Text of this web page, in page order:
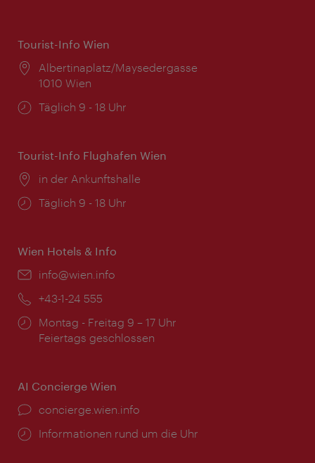
Tourist-Info Wien
Ort:
Albertinaplatz/Maysedergasse
1010 Wien
Öffnungszeiten:
Täglich 9 - 18 Uhr
Tourist-Info Flughafen Wien
Ort:
in der Ankunftshalle
Öffnungszeiten:
Täglich 9 - 18 Uhr
Wien Hotels & Info
Email:
info@wien.info
Telefon:
+43-1-24 555
Öffnungszeiten:
Montag - Freitag 9 – 17 Uhr
Feiertags geschlossen
AI Concierge Wien
Ort:
concierge.wien.info
Öffnungszeiten:
Informationen rund um die Uhr